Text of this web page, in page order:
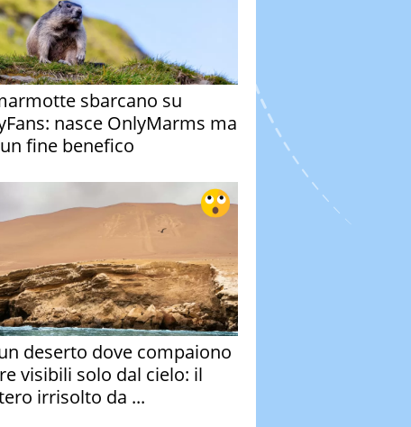
sbarcano su
nasce OnlyMarms ma
fine benefico
deserto dove compaiono
visibili solo dal cielo: il
irrisolto da ...